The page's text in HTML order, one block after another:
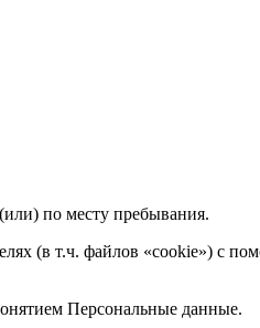
по месту пребывания.
(в т.ч. файлов «cookie») с
Персональные данные.